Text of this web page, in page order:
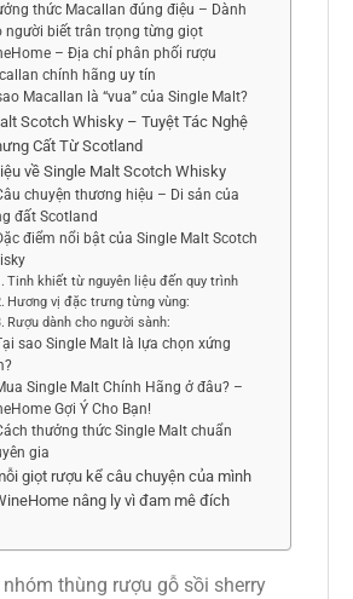
thức Macallan đúng điệu – Dành
người biết trân trọng từng giọt
– Địa chỉ phân phối rượu
chính hãng uy tín
Macallan là “vua” của Single Malt?
Scotch Whisky – Tuyệt Tác Nghệ
Cất Từ Scotland
về Single Malt Scotch Whisky
chuyện thương hiệu – Di sản của
đất Scotland
điểm nổi bật của Single Malt Scotch
Tinh khiết từ nguyên liệu đến quy trình
Hương vị đặc trưng từng vùng:
Rượu dành cho người sành:
sao Single Malt là lựa chọn xứng
Single Malt Chính Hãng ở đâu? –
Gợi Ý Cho Bạn!
thưởng thức Single Malt chuẩn
gia
giọt rượu kể câu chuyện của mình
nâng ly vì đam mê đích
thùng rượu gỗ sồi sherry